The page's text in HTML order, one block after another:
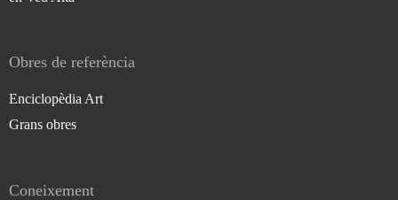
Obres de referència
Enciclopèdia Art
Grans obres
Coneixement